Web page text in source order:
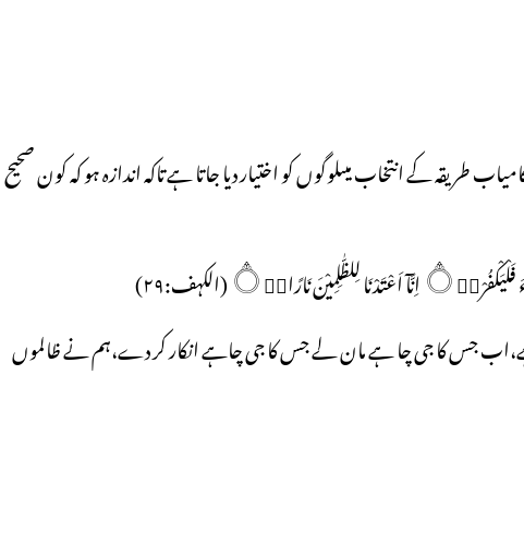
طریقہ کے انتخاب میںلوگوں کو اختیار دیا جاتا ہے تاکہ اندازہ ہو کہ کون صحیح
جس کا جی چا ہے مان لے جس کا جی چاہے انکار کر دے،ہم نے ظالموں